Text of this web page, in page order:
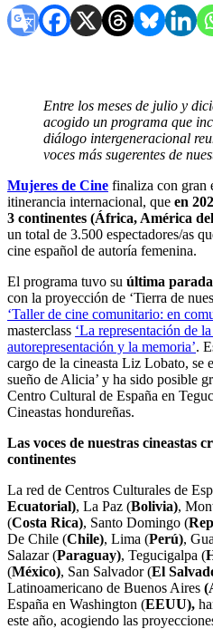
Entre los meses de julio y
acogido un programa que
diálogo intergeneracional
voces más sugerentes de
Mujeres de Cine finaliza con gran
itinerancia internacional, que en
3 continentes (África, América
un total de 3.500 espectadores/as
cine español de autoría femenina.
El programa tuvo su última
con la proyección de ‘Tierra de
‘Taller de cine comunitario: en
masterclass ‘La representación de
autorepresentación y la memoria’.
cargo de la cineasta Liz Lobato, se
sueño de Alicia’ y ha sido posible
Centro Cultural de España en
Cineastas hondureñas.
Las voces de nuestras cineastas
continentes
La red de Centros Culturales de
Ecuatorial), La Paz (Bolivia),
(Costa Rica), Santo Domingo (
De Chile (Chile), Lima (Perú),
Salazar (Paraguay), Tegucigalpa (
(México), San Salvador (El
Latinoamericano de Buenos Aires
España en Washington (EEUU),
este año, acogiendo las